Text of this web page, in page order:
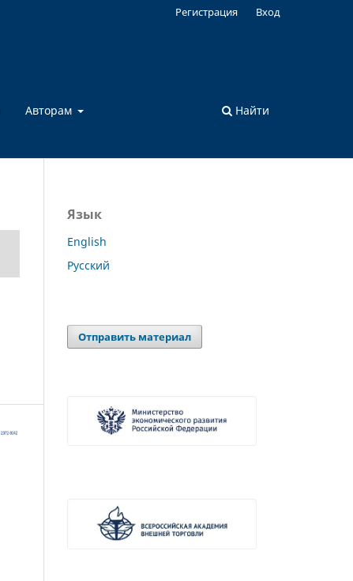
Авторам Найти
Регистрация Вход
Язык
English
Русский
Отправить материал